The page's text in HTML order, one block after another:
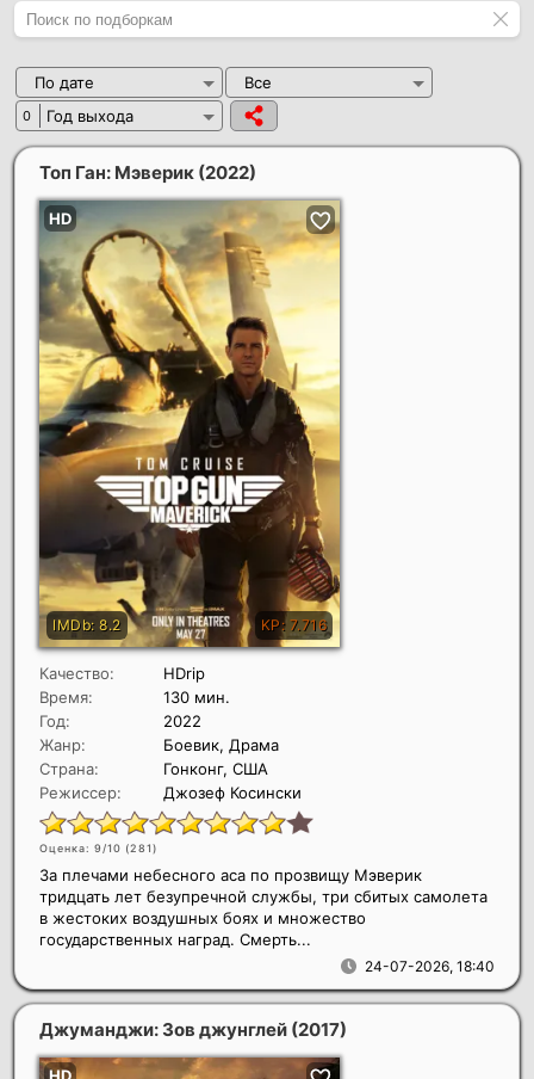
По дате Все
0 Год выхода
Топ Ган: Мэверик (2022)
Качество:
HDrip
Время:
130 мин.
Год:
2022
Жанр:
Боевик, Драма
Страна:
Гонконг, США
Режиссер:
Джозеф Косински
Оценка: 9/10 (281)
24-07-2026, 18:40
За плечами небесного аса по прозвищу Мэверик
тридцать лет безупречной службы, три сбитых самолета
в жестоких воздушных боях и множество
государственных наград. Смерть...
Джуманджи: Зов джунглей (2017)